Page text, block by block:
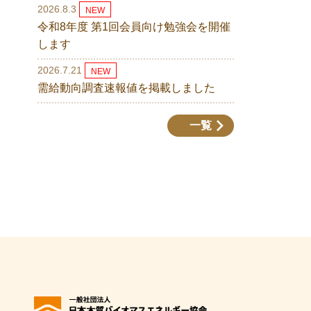
2026.8.3 NEW
令和8年度 第1回会員向け勉強会を開催
します
2026.7.21 NEW
需給動向調査速報値を掲載しました
一覧